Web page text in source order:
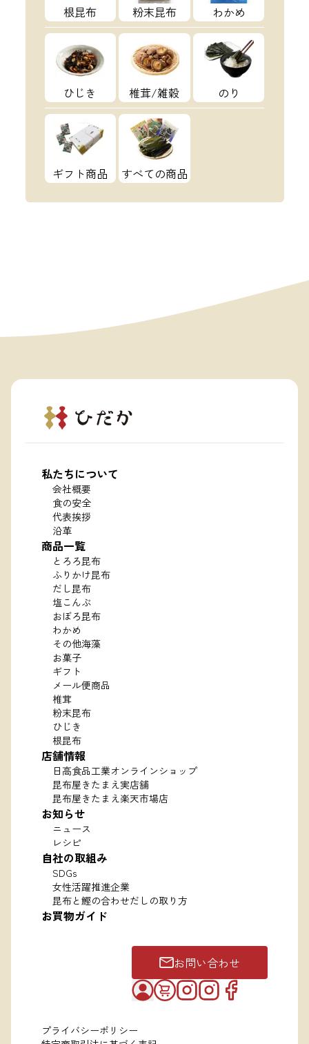
根昆布 粉末昆布 わかめ
ひじき 椎茸/雑穀 のり
ギフト商品 すべての商品
私たちについて
会社概要
食の安全
代表挨拶
沿革
商品一覧
とろろ昆布
ふりかけ昆布
だし昆布
塩こんぶ
おぼろ昆布
わかめ
その他海藻
お菓子
ギフト
メール便商品
椎茸
粉末昆布
ひじき
根昆布
店舗情報
日高食品工業オンラインショップ
昆布屋きたまえ実店舗
昆布屋きたまえ楽天市場店
お知らせ
ニュース
レシピ
自社の取組み
SDGs
女性活躍推進企業
昆布と鰹の合わせだしの取り方
お買物ガイド
お問い合わせ
プライバシーポリシー